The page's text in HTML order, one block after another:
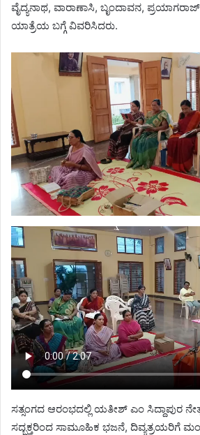
ವೈದ್ಯನಾಥ, ವಾರಾಣಾಸಿ, ಬೃಂದಾವನ,
ಯಾತ್ರೆಯ ಬಗ್ಗೆ ವಿವರಿಸಿದರು.
ಸತ್ಸಂಗದ ಆರಂಭದಲ್ಲಿ ಯತೀಶ್ ಎಂ ಸಿದ್ದಾಪುರ
ಸದ್ಭಕ್ತರಿಂದ ಸಾಮೂಹಿಕ ಭಜನೆ, ದಿವ್ಯತ್ರಯರಿಗೆ